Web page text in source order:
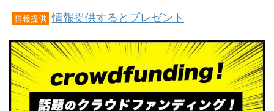
情報提供 情報提供するとプレゼント